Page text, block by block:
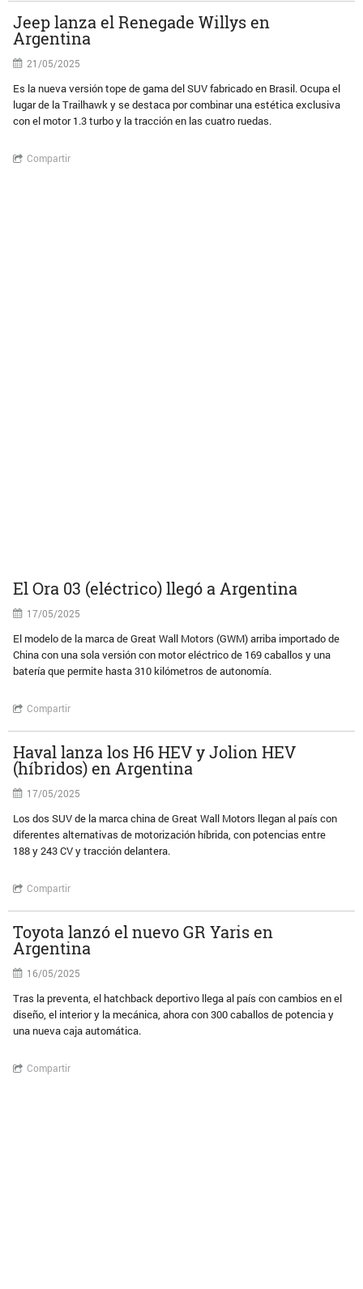
Jeep lanza el Renegade Willys en
Argentina
21/05/2025
Es la nueva versión tope de gama del SUV fabricado en Brasil. Ocupa el
lugar de la Trailhawk y se destaca por combinar una estética exclusiva
con el motor 1.3 turbo y la tracción en las cuatro ruedas.
Compartir
El Ora 03 (eléctrico) llegó a Argentina
17/05/2025
El modelo de la marca de Great Wall Motors (GWM) arriba importado de
China con una sola versión con motor eléctrico de 169 caballos y una
batería que permite hasta 310 kilómetros de autonomía.
Compartir
Haval lanza los H6 HEV y Jolion HEV
(híbridos) en Argentina
17/05/2025
Los dos SUV de la marca china de Great Wall Motors llegan al país con
diferentes alternativas de motorización híbrida, con potencias entre
188 y 243 CV y tracción delantera.
Compartir
Toyota lanzó el nuevo GR Yaris en
Argentina
16/05/2025
Tras la preventa, el hatchback deportivo llega al país con cambios en el
diseño, el interior y la mecánica, ahora con 300 caballos de potencia y
una nueva caja automática.
Compartir